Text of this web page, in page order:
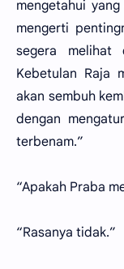
mengetahui
mengerti
segera melihat
Kebetulan Raja
akan sembuh
dengan
terbenam.”
“Apakah Praba
“Rasanya tidak.”